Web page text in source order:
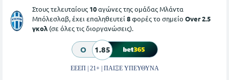
Στους τελευταίους 10αγώνες της ομάδας Μλάντα
Μπόλεσλαβ, έχει επαληθευτεί 8φορές το σημείο Over 2.5
γκολ (σε όλες τις διοργανώσεις).
O 1.85
ΕΕΕΠ | 21+ | ΠΑΙΞΕ ΥΠΕΥΘΥΝΑ